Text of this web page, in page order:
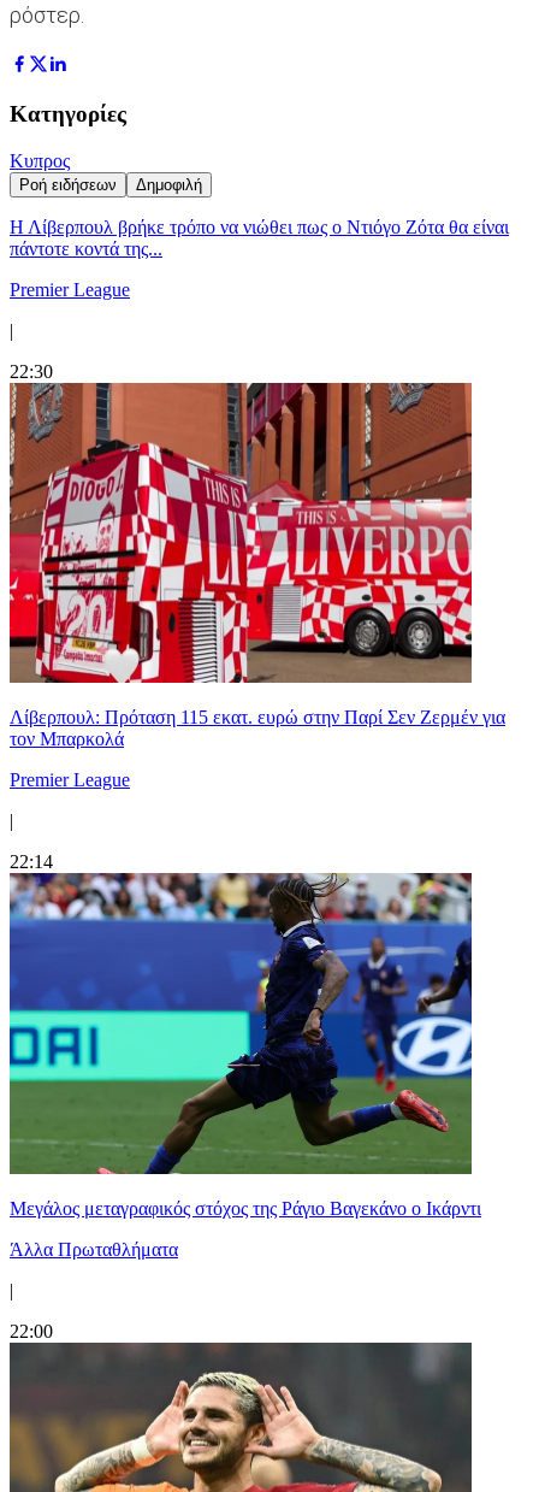
ρόστερ.
Κατηγορίες
Κυπρος
Ροή ειδήσεων Δημοφιλή
Η Λίβερπουλ βρήκε τρόπο να νιώθει πως ο Ντιόγο Ζότα θα είναι
πάντοτε κοντά της...
Premier League
|
22:30
Λίβερπουλ: Πρόταση 115 εκατ. ευρώ στην Παρί Σεν Ζερμέν για
τον Μπαρκολά
Premier League
|
22:14
Μεγάλος μεταγραφικός στόχος της Ράγιο Βαγεκάνο ο Ικάρντι
Άλλα Πρωταθλήματα
|
22:00